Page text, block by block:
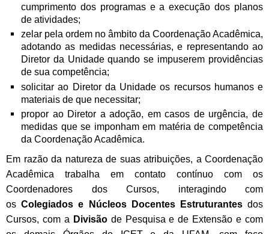
cumprimento dos programas e a execução dos planos
de atividades;
zelar pela ordem no âmbito da Coordenação Acadêmica,
adotando as medidas necessárias, e representando ao
Diretor da Unidade quando se impuserem providências
de sua competência;
solicitar ao Diretor da Unidade os recursos humanos e
materiais de que necessitar;
propor ao Diretor a adoção, em casos de urgência, de
medidas que se imponham em matéria de competência
da Coordenação Acadêmica.
Em razão da natureza de suas atribuições, a Coordenação
Acadêmica trabalha em contato contínuo com os
Coordenadores dos Cursos, interagindo com
osColegiados e Núcleos Docentes Estruturantesdos
Cursos, com a Divisãode Pesquisa e de Extensão e com